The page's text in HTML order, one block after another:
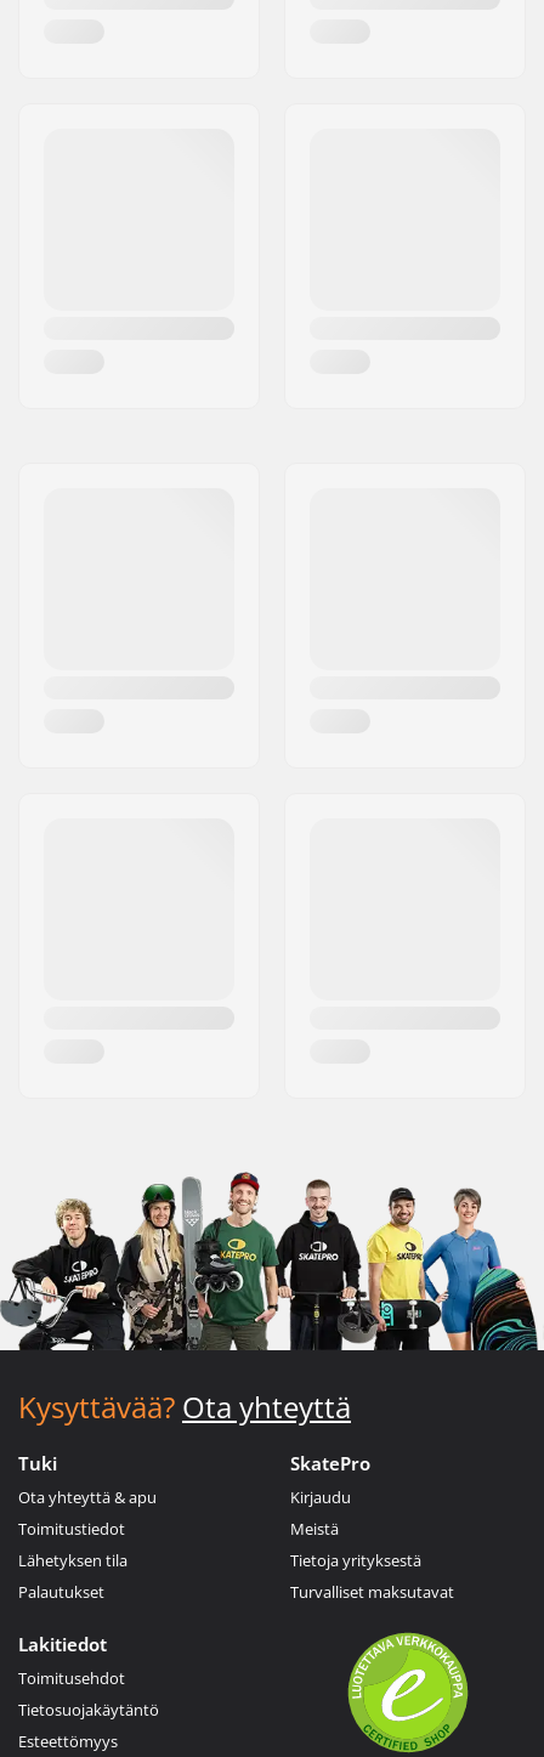
Kysyttävää? Ota yhteyttä
Tuki
Ota yhteyttä & apu
Toimitustiedot
Lähetyksen tila
Palautukset
SkatePro
Kirjaudu
Meistä
Tietoja yrityksestä
Turvalliset maksutavat
Lakitiedot
Toimitusehdot
Tietosuojakäytäntö
Esteettömyys